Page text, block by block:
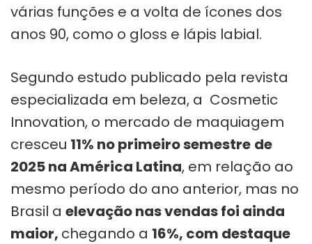
várias funções e a volta de ícones dos
anos 90, como o gloss e lápis labial.
Segundo estudo publicado pela revista
especializada em beleza, a Cosmetic
Innovation, o mercado de maquiagem
cresceu 11% no primeiro semestre de
2025 na América Latina, em relação ao
mesmo período do ano anterior, mas no
Brasil a elevação nas vendas foi ainda
maior, chegando a 16%, com destaque